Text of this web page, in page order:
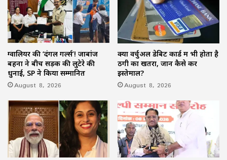
ग्वालियर की ‘दंगल गर्ल्स’! जाबांज
बहनों ने बीच सड़क की लुटेरे की
धुनाई, SP ने किया सम्मानित
August 8, 2026
क्या वर्चुअल डेबिट कार्ड में भी होता है
ठगी का खतरा, जानें कैसे करें
इस्तेमाल?
August 8, 2026